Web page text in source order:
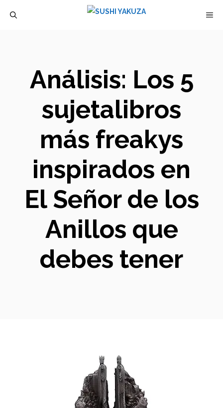
Análisis: Los 5
sujetalibros
más freakys
inspirados en
El Señor de los
Anillos que
debes tener